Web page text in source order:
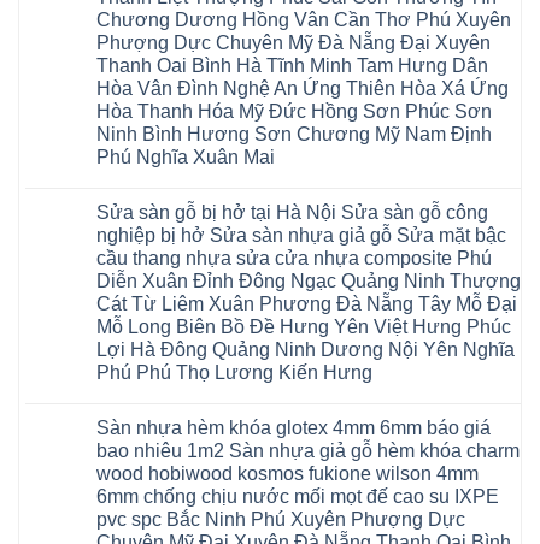
Giấy
Văn
Lâm
tphcm
Khoái
Châu
Giấy
Hạ
Hòa
Cẩm
Khê
Tây
Hồ
Yên
Lập
Thanh
Ninh
hưng
yên
Lâm
Thao
Tam
Nông
hải
phòng
Thanh
Thủy
Xuân
Thái
Nguyên
Phú
Thọ
Bắc
Giang
Long
Biên
Hải
Dương
Bắc
Ninh
Gia
Lâm
Nam
Hà
Nội
Hưng
Yên
Đông
Anh
Nam
Định
Sóc
Sơn
Ninh
Bình
Thái
Bình
bậc
cầu
thang
nhựa
sửa
cửa
nhựa
composite
hoài
đức
đan
thanh
ứng
hòa
long
biên
sài
gòn
đông
anh
sóc
sơn
đà
nẵng
thanh
xuân
cầu
giấy
hoành
bồ
bị
phồng
tại
Hà
Sửa
sàn
gỗ
công
nghiệp
Nội
Sửa
sàn
nhựa
giả
gỗ
Sửa
mặt
bậc
cầu
thang
nhựa
nhựa
composite
Phúc
Thọ
Phúc
Lộc
Hát
Môn
Chương Dương Hồng Vân Cần Thơ Phú Xuyên
Phượng Dực Chuyên Mỹ Đà Nẵng Đại Xuyên
Thanh Oai Bình Hà Tĩnh Minh Tam Hưng Dân
Hòa Vân Đình Nghệ An Ứng Thiên Hòa Xá Ứng
Hòa Thanh Hóa Mỹ Đức Hồng Sơn Phúc Sơn
Ninh Bình Hương Sơn Chương Mỹ Nam Định
Phú Nghĩa Xuân Mai
bình
luận
ở
Sửa
chữa
sàn
gỗ
tại
Hà
Nội
Sửa
nghiệp
tại
Nội
Sửa
nhựa
giả
Sửa sàn gỗ bị hở tại Hà Nội Sửa sàn gỗ công
nghiệp bị hở Sửa sàn nhựa giả gỗ Sửa mặt bậc
cầu thang nhựa sửa cửa nhựa composite Phú
Diễn Xuân Đỉnh Đông Ngạc Quảng Ninh Thượng
Cát Từ Liêm Xuân Phương Đà Nẵng Tây Mỗ Đại
Mỗ Long Biên Bồ Đề Hưng Yên Việt Hưng Phúc
Lợi Hà Đông Quảng Ninh Dương Nội Yên Nghĩa
Phú Phú Thọ Lương Kiến Hưng
bình
luận
ở
Sửa
sàn
gỗ
bị
hở
Sàn nhựa hèm khóa glotex 4mm 6mm báo giá
bao nhiêu 1m2 Sàn nhựa giả gỗ hèm khóa charm
wood hobiwood kosmos fukione wilson 4mm
6mm chống chịu nước mối mọt đế cao su IXPE
pvc spc Bắc Ninh Phú Xuyên Phượng Dực